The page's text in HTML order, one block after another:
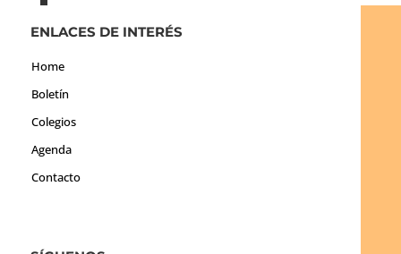
ENLACES DE INTERÉS
Home
Boletín
Colegios
Agenda
Contacto